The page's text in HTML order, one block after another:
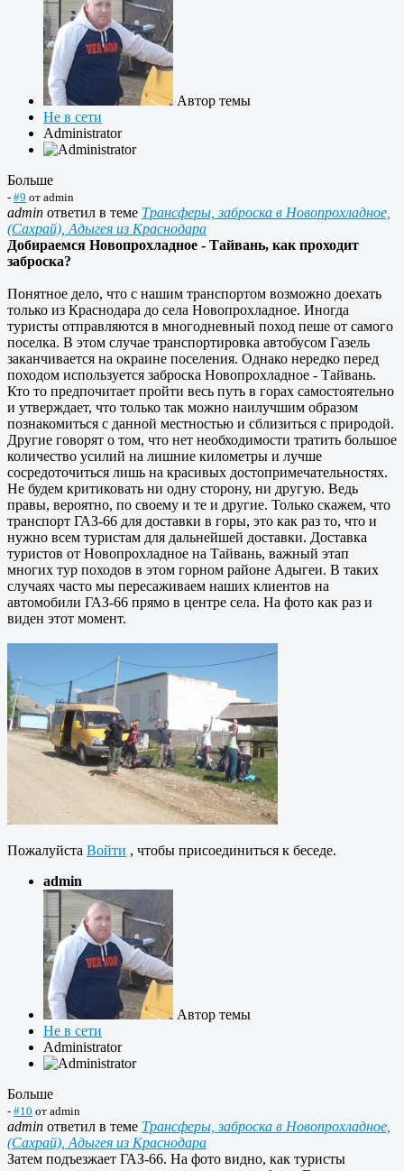
Автор темы
Не в сети
Administrator
Больше
- #9 от admin
admin ответил в теме Трансферы, заброска в Новопрохладное,
(Сахрай), Адыгея из Краснодара
Добираемся Новопрохладное - Тайвань, как проходит
заброска?
Понятное дело, что с нашим транспортом возможно доехать
только из Краснодара до села Новопрохладное. Иногда
туристы отправляются в многодневный поход пеше от самого
поселка. В этом случае транспортировка автобусом Газель
заканчивается на окраине поселения. Однако нередко перед
походом используется заброска Новопрохладное - Тайвань.
Кто то предпочитает пройти весь путь в горах самостоятельно
и утверждает, что только так можно наилучшим образом
познакомиться с данной местностью и сблизиться с природой.
Другие говорят о том, что нет необходимости тратить большое
количество усилий на лишние километры и лучше
сосредоточиться лишь на красивых достопримечательностях.
Не будем критиковать ни одну сторону, ни другую. Ведь
правы, вероятно, по своему и те и другие. Только скажем, что
транспорт ГАЗ-66 для доставки в горы, это как раз то, что и
нужно всем туристам для дальнейшей доставки. Доставка
туристов от Новопрохладное на Тайвань, важный этап
многих тур походов в этом горном районе Адыгеи. В таких
случаях часто мы пересаживаем наших клиентов на
автомобили ГАЗ-66 прямо в центре села. На фото как раз и
виден этот момент.
Пожалуйста Войти , чтобы присоединиться к беседе.
admin
Автор темы
Не в сети
Administrator
Больше
- #10 от admin
admin ответил в теме Трансферы, заброска в Новопрохладное,
(Сахрай), Адыгея из Краснодара
Затем подъезжает ГАЗ-66. На фото видно, как туристы